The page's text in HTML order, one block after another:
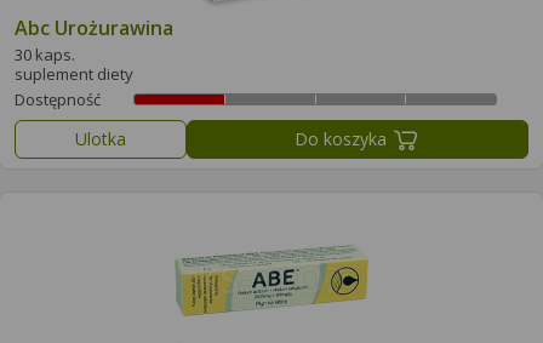
Abc Urożurawina
30 kaps.
suplement diety
Dostępność
Ulotka Do koszyka